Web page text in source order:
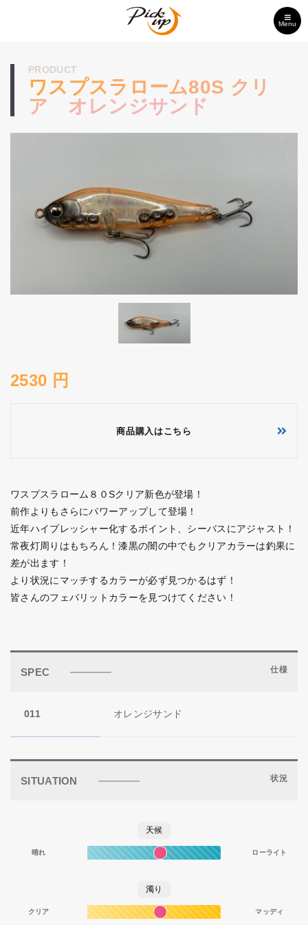
Menu
PRODUCT
ワスプスラローム80S クリ
ア オレンジサンド
2530 円
商品購入はこちら
ワスプスラローム８０Sクリア新色が登場！
前作よりもさらにパワーアップして登場！
近年ハイプレッシャー化するポイント、シーバスにアジャスト！
常夜灯周りはもちろん！漆黒の闇の中でもクリアカラーは釣果に
差が出ます！
より状況にマッチするカラーが必ず見つかるはず！
皆さんのフェバリットカラーを見つけてください！
SPEC 仕様
011 オレンジサンド
SITUATION 状況
天候
晴れ ローライト
濁り
クリア マッディ